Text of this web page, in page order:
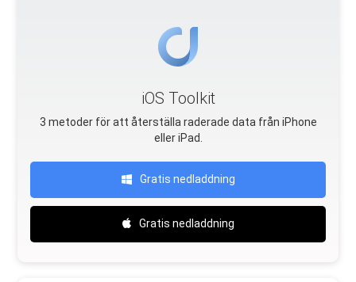
iOS Toolkit
3 metoder för att återställa raderade data från iPhone
eller iPad.
Gratis nedladdning
Gratis nedladdning